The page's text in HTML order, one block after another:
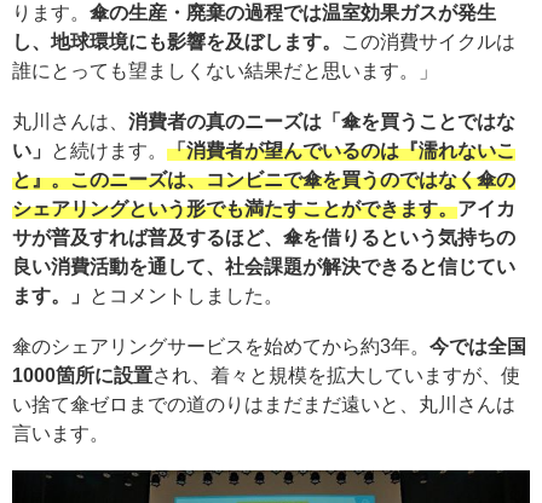
ります。 傘の生産・廃棄の過程では温室効果ガスが発生
し、地球環境にも影響を及ぼします。
この消費サイクルは
誰にとっても望ましくない結果だと思います。」
丸川さんは、 消費者の真のニーズは「傘を買うことではな
い」
と続けます。 「消費者が望んでいるのは『濡れないこ
と』。このニーズは、コンビニで傘を買うのではなく傘の
シェアリングという形でも満たすことができます。アイカ
サが普及すれば普及するほど、傘を借りるという気持ちの
良い消費活動を通して、社会課題が解決できると信じてい
ます。
」 とコメントしました。
傘のシェアリングサービスを始めてから約3年。 今では全国
1000箇所に設置され、着々と規模を拡大していますが、使
い捨て傘ゼロまでの道のりはまだまだ遠いと、丸川さんは
言います。